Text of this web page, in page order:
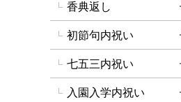
香典返し
初節句内祝い
七五三内祝い
入園入学内祝い